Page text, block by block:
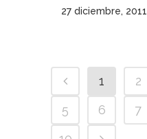
27 diciembre, 2011
1 2
5
6 7